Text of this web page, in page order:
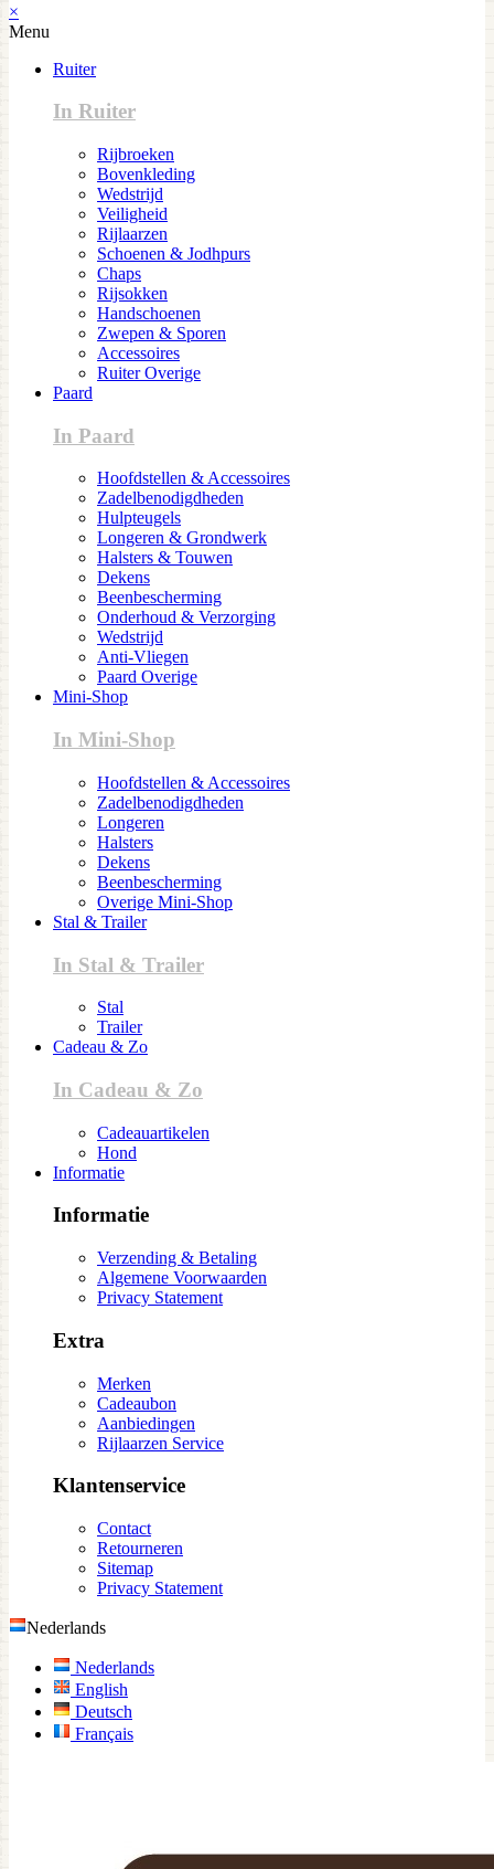
×
Menu
Ruiter
In Ruiter
Rijbroeken
Bovenkleding
Wedstrijd
Veiligheid
Rijlaarzen
Schoenen & Jodhpurs
Chaps
Rijsokken
Handschoenen
Zwepen & Sporen
Accessoires
Ruiter Overige
Paard
In Paard
Hoofdstellen & Accessoires
Zadelbenodigdheden
Hulpteugels
Longeren & Grondwerk
Halsters & Touwen
Dekens
Beenbescherming
Onderhoud & Verzorging
Wedstrijd
Anti-Vliegen
Paard Overige
Mini-Shop
In Mini-Shop
Hoofdstellen & Accessoires
Zadelbenodigdheden
Longeren
Halsters
Dekens
Beenbescherming
Overige Mini-Shop
Stal & Trailer
In Stal & Trailer
Stal
Trailer
Cadeau & Zo
In Cadeau & Zo
Cadeauartikelen
Hond
Informatie
Informatie
Verzending & Betaling
Algemene Voorwaarden
Privacy Statement
Extra
Merken
Cadeaubon
Aanbiedingen
Rijlaarzen Service
Klantenservice
Contact
Retourneren
Sitemap
Privacy Statement
Nederlands
Nederlands
English
Deutsch
Français